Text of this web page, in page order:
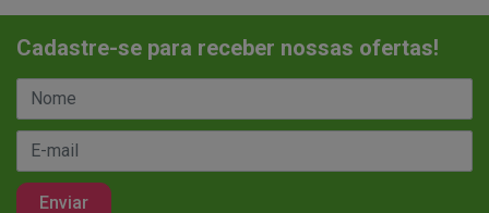
Cadastre-se para receber nossas ofertas!